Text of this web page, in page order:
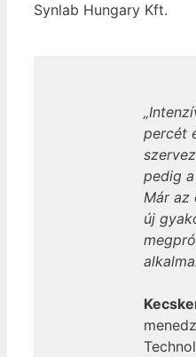
Synlab Hungary Kft.
percét
pedig
Már az
új